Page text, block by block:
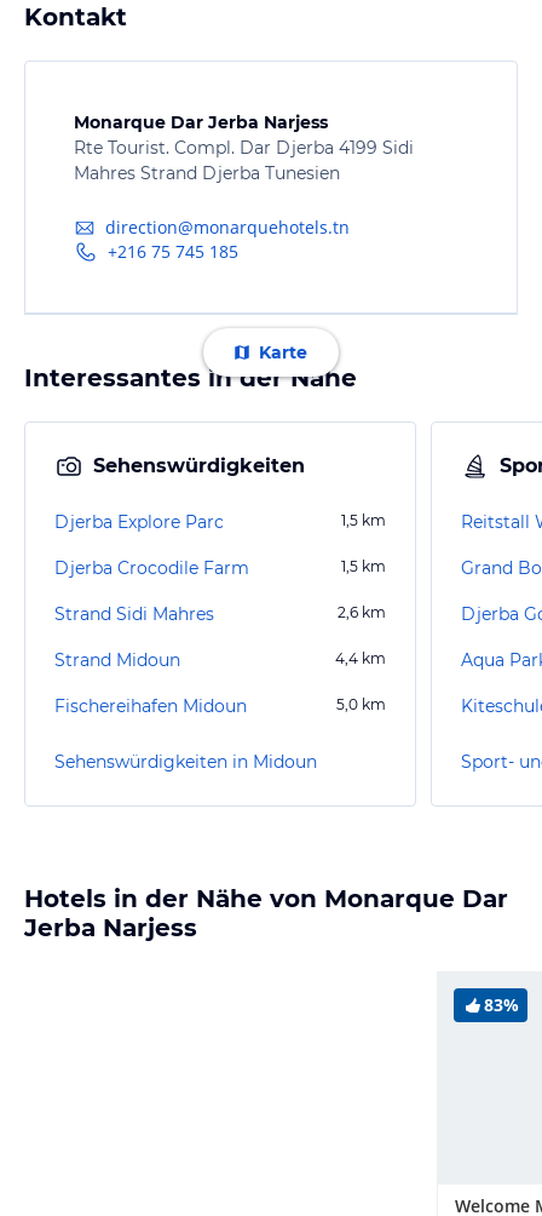
Kontakt
Monarque Dar Jerba Narjess
Rte Tourist. Compl. Dar Djerba 4199 Sidi
Mahres Strand Djerba Tunesien
direction@monarquehotels.tn
+216 75 745 185
Karte
Interessantes in der Nähe
Sehenswürdigkeiten
Djerba Explore Parc 1,5 km
Djerba Crocodile Farm 1,5 km
Strand Sidi Mahres 2,6 km
Strand Midoun 4,4 km
Fischereihafen Midoun 5,0 km
Sehenswürdigkeiten in Midoun
Reitstall
Grand
Djerba
Aqua
Sport-
Hotels in der Nähe von Monarque Dar
Jerba Narjess
83%